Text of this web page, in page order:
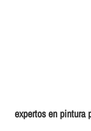
expertos en pintura